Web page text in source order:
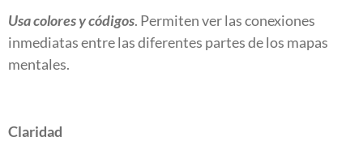
Usa colores y códigos. Permiten ver las conexiones
inmediatas entre las diferentes partes de los mapas
mentales.
Claridad